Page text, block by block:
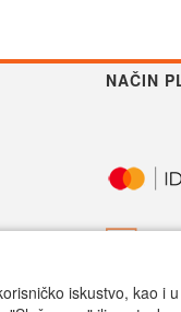
NAČIN
iskustvo, kao i